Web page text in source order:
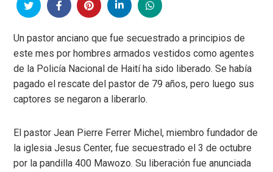
Un pastor anciano que fue secuestrado a principios de
este mes por hombres armados vestidos como agentes
de la Policía Nacional de Haití ha sido liberado. Se había
pagado el rescate del pastor de 79 años, pero luego sus
captores se negaron a liberarlo.
El pastor Jean Pierre Ferrer Michel, miembro fundador de
la iglesia Jesus Center, fue secuestrado el 3 de octubre
por la pandilla 400 Mawozo. Su liberación fue anunciada